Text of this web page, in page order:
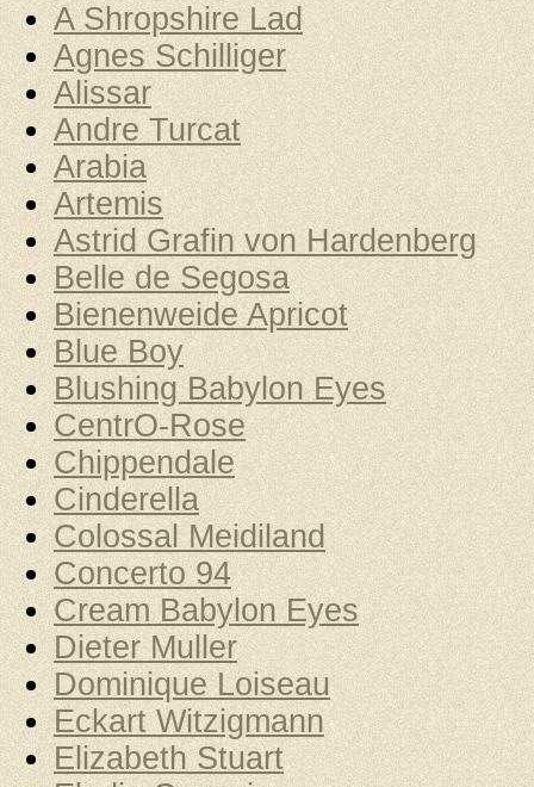
A Shropshire Lad
Agnes Schilliger
Alissar
Andre Turcat
Arabia
Artemis
Astrid Grafin von Hardenberg
Belle de Segosa
Bienenweide Apricot
Blue Boy
Blushing Babylon Eyes
CentrO-Rose
Chippendale
Cinderella
Colossal Meidiland
Concerto 94
Cream Babylon Eyes
Dieter Muller
Dominique Loiseau
Eckart Witzigmann
Elizabeth Stuart